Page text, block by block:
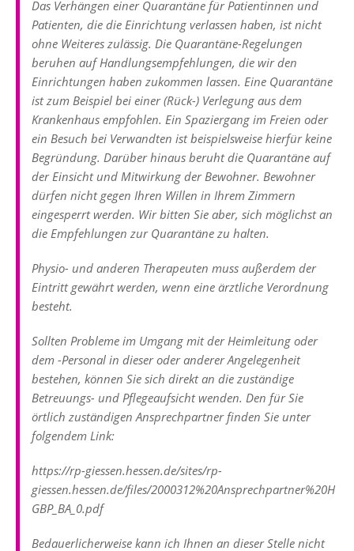
Das Verhängen einer Quarantäne für Patientinnen und
Patienten, die die Einrichtung verlassen haben, ist nicht
ohne Weiteres zulässig. Die Quarantäne-Regelungen
beruhen auf Handlungsempfehlungen, die wir den
Einrichtungen haben zukommen lassen. Eine Quarantäne
ist zum Beispiel bei einer (Rück-) Verlegung aus dem
Krankenhaus empfohlen. Ein Spaziergang im Freien oder
ein Besuch bei Verwandten ist beispielsweise hierfür keine
Begründung. Darüber hinaus beruht die Quarantäne auf
der Einsicht und Mitwirkung der Bewohner. Bewohner
dürfen nicht gegen Ihren Willen in Ihrem Zimmern
eingesperrt werden. Wir bitten Sie aber, sich möglichst an
die Empfehlungen zur Quarantäne zu halten.
Physio- und anderen Therapeuten muss außerdem der
Eintritt gewährt werden, wenn eine ärztliche Verordnung
besteht.
Sollten Probleme im Umgang mit der Heimleitung oder
dem -Personal in dieser oder anderer Angelegenheit
bestehen, können Sie sich direkt an die zuständige
Betreuungs- und Pflegeaufsicht wenden. Den für Sie
örtlich zuständigen Ansprechpartner finden Sie unter
folgendem Link:
https://rp-giessen.hessen.de/sites/rp-
giessen.hessen.de/files/2000312%20Ansprechpartner%20H
GBP_BA_0.pdf
Bedauerlicherweise kann ich Ihnen an dieser Stelle nicht